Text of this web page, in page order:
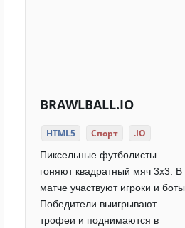
BRAWLBALL.IO
HTML5 Спорт .IO
Пиксельные футболисты
гоняют квадратный мяч 3x3. В
матче участвуют игроки и боты.
Победители выигрывают
трофеи и поднимаются в